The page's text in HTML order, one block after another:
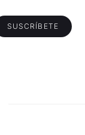
SUSCRÍBETE